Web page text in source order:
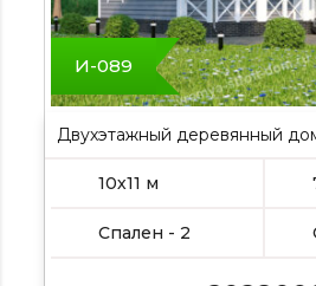
И-089
Двухэтажный деревянный
10х11 м
Спален - 2